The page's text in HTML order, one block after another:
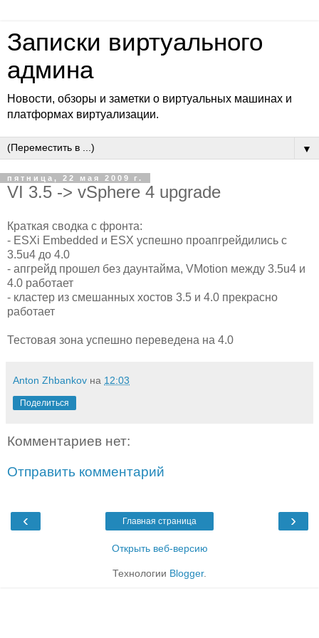
Записки виртуального
админа
Новости, обзоры и заметки о виртуальных машинах и
платформах виртуализации.
▼
пятница, 22 мая 2009 г.
VI 3.5 -> vSphere 4 upgrade
Краткая сводка с фронта:
- ESXi Embedded и ESX успешно проапгрейдились с
3.5u4 до 4.0
- апгрейд прошел без даунтайма, VMotion между 3.5u4 и
4.0 работает
- кластер из смешанных хостов 3.5 и 4.0 прекрасно
работает
Тестовая зона успешно переведена на 4.0
Anton Zhbankov на 12:03
Поделиться
Комментариев нет:
Отправить комментарий
‹ ›
Главная страница
Открыть веб-версию
Технологии Blogger.